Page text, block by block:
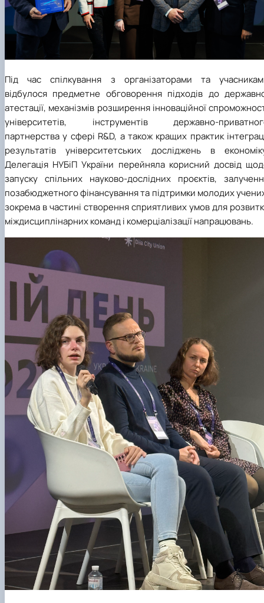
Під час спілкування з організаторами та
відбулося предметне обговорення підходів до
атестації, механізмів розширення інноваційної
університетів, інструментів державно-
партнерства у сфері R&D, а також кращих практик
результатів університетських досліджень в
Делегація НУБіП України перейняла корисний досвід
запуску спільних науково-дослідних проєктів,
позабюджетного фінансування та підтримки молодих
зокрема в частині створення сприятливих умов для
міждисциплінарних команд і комерціалізації напрацювань.